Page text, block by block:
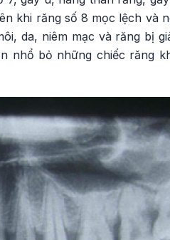
khi răng số 8 mọc lệch và
da, niêm mạc và răng bị
nhổ bỏ những chiếc răng